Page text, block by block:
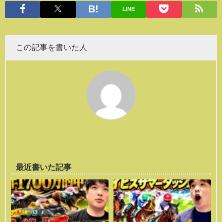
LINE
この記事を書いた人
最近書いた記事